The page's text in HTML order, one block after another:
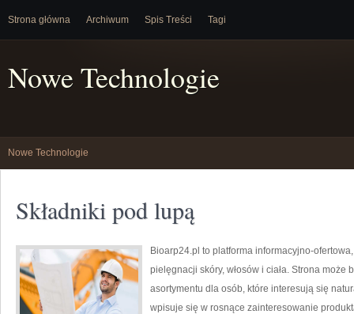
Strona główna Archiwum Spis Treści Tagi
Nowe Technologie
Nowe Technologie
Składniki pod lupą
Bioarp24.pl to platforma informacyjno-
pielęgnacji skóry, włosów i ciała. Strona
asortymentu dla osób, które interesują się
wpisuje się w rosnące zainteresowanie